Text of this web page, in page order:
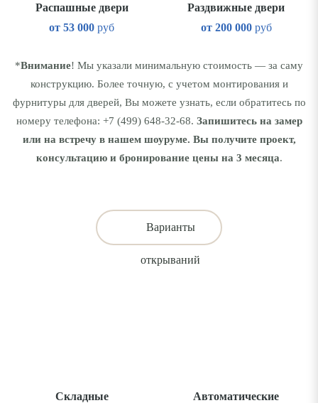
Распашные двери
от53 000 руб
Раздвижные двери
от 200 000 руб
*Внимание! Мы указали минимальную стоимость — за саму
конструкцию. Более точную, с учетом монтирования и
фурнитуры для дверей, Вы можете узнать, если обратитесь по
номеру телефона: +7 (499) 648-32-68. Запишитесь на замер
или на встречу в нашем шоуруме. Вы получите проект,
консультацию и бронирование цены на 3 месяца.
Варианты
открываний
Складные
Автоматические